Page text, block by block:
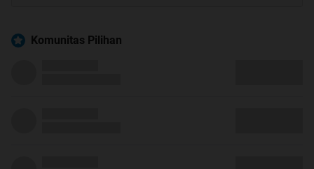
Komunitas Pilihan